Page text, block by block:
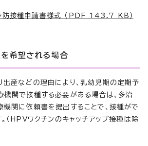
防接種申請書様式 （PDF 143.7 KB）
希望される場合
産などの理由により、乳幼児期の定期予
機関で接種する必要がある場合は、多治
機関に依頼書を提出することで、接種がで
（HPVワクチンのキャッチアップ接種は除